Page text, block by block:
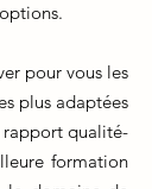
pour vous les
plus adaptées
rapport qualité-
formation